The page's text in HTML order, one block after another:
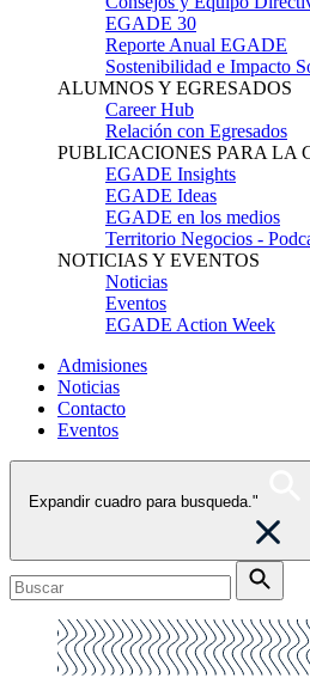
EGADE 30
Reporte Anual EGADE
Sostenibilidad e Impacto
ALUMNOS Y EGRESADOS
Career Hub
Relación con Egresados
PUBLICACIONES PARA LA
EGADE Insights
EGADE Ideas
EGADE en los medios
Territorio Negocios -
NOTICIAS Y EVENTOS
Noticias
Eventos
EGADE Action Week
Admisiones
Noticias
Contacto
Eventos
Expandir cuadro para busqueda."